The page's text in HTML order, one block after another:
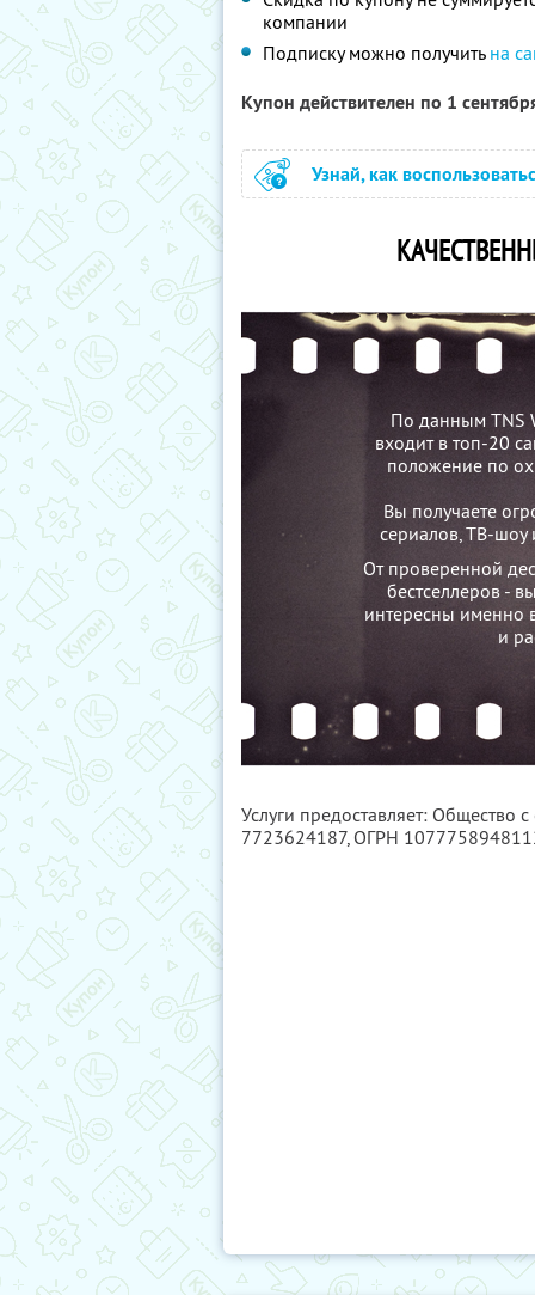
компании
Подписку можно получить на
Купон действителен по 1
Узнай, как
По данным TNS
входит в топ-20
положение по
Вы получаете
сериалов, ТВ-шоу
От проверенной
бестселлеров -
интересны именно
и
Услуги предоставляет: Общество
7723624187, ОГРН